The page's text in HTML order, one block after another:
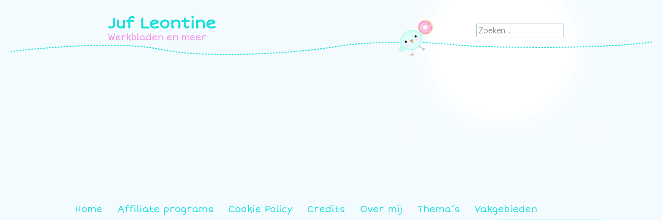
Juf Leontine
Werkbladen en meer
Zoeken
Home Affiliate programs Cookie Policy Credits Over mij Thema’s Vakgebieden